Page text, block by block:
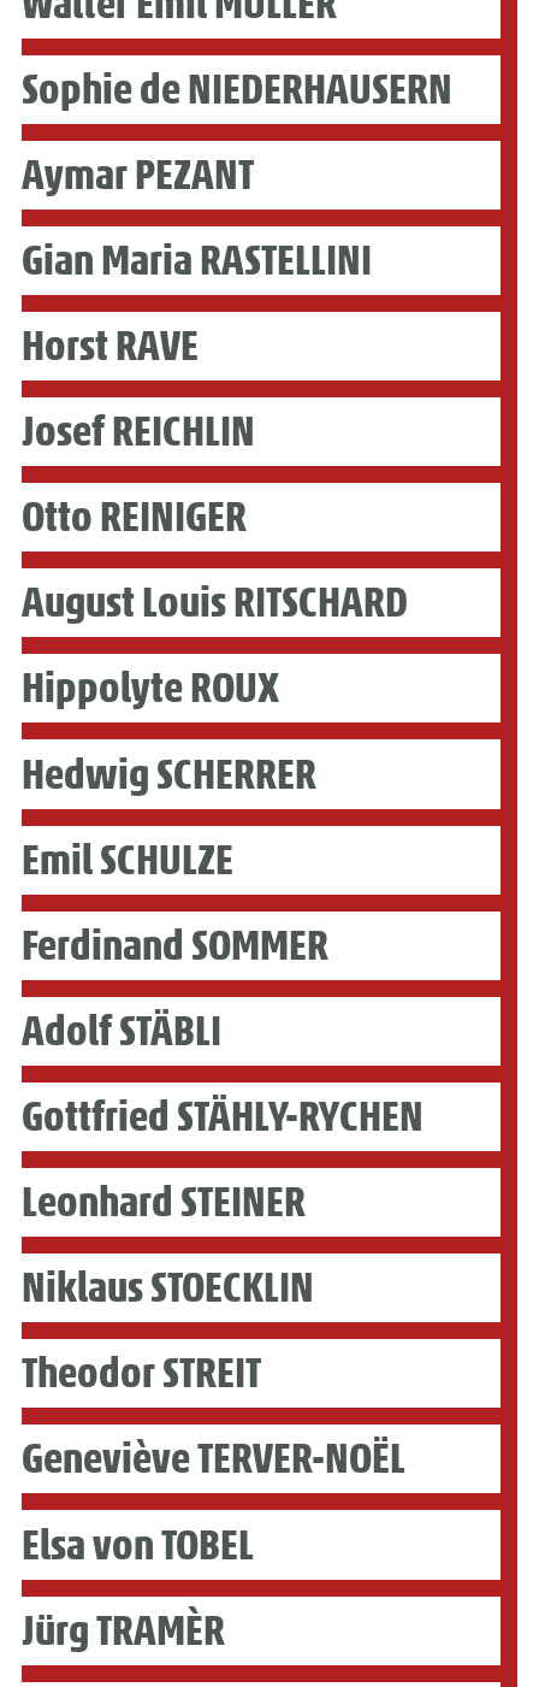
Sophie de NIEDERHAUSERN
Aymar PEZANT
Gian Maria RASTELLINI
Horst RAVE
Josef REICHLIN
Otto REINIGER
August Louis RITSCHARD
Hippolyte ROUX
Hedwig SCHERRER
Emil SCHULZE
Ferdinand SOMMER
Adolf STÄBLI
Gottfried STÄHLY-RYCHEN
Leonhard STEINER
Niklaus STOECKLIN
Theodor STREIT
Geneviève TERVER-NOËL
Elsa von TOBEL
Jürg TRAMÈR